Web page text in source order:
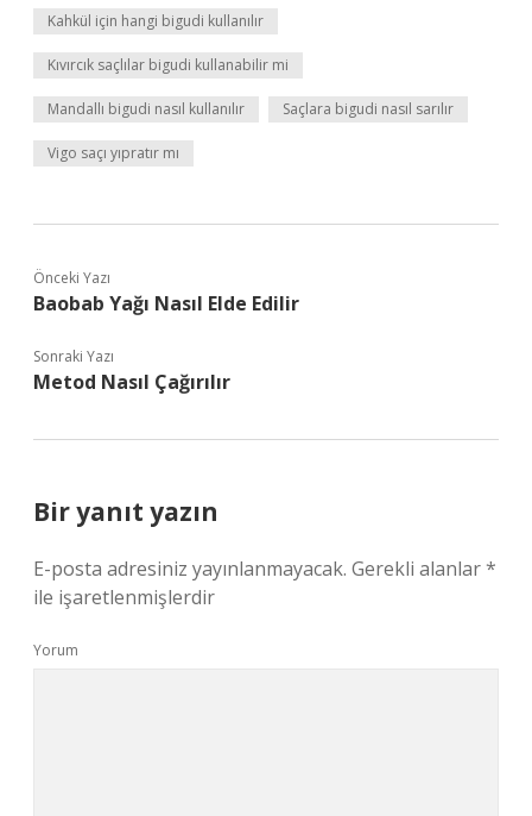
Kahkül için hangi bigudi kullanılır
Kıvırcık saçlılar bigudi kullanabilir mi
Mandallı bigudi nasıl kullanılır Saçlara bigudi nasıl sarılır
Vigo saçı yıpratır mı
Önceki Yazı
Baobab Yağı Nasıl Elde Edilir
Sonraki Yazı
Metod Nasıl Çağırılır
Bir yanıt yazın
E-posta adresiniz yayınlanmayacak. Gerekli alanlar*
ile işaretlenmişlerdir
Yorum